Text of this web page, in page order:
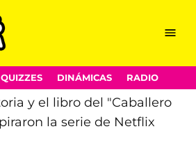
Menu
QUIZZES DINÁMICAS RADIO